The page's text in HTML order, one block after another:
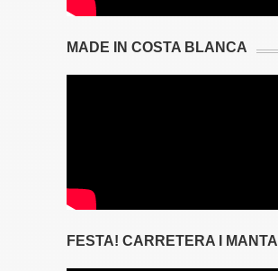
MADE IN COSTA BLANCA
FESTA! CARRETERA I MANTA